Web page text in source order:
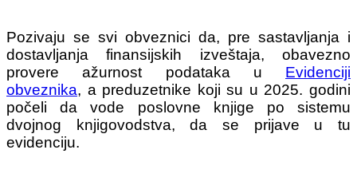
Pozivaju se svi obveznici da, pre sastavljanja i
dostavljanja finansijskih izveštaja, obavezno
provere ažurnost podataka u Evidenciji
obveznika, a preduzetnike koji su u 2025. godini
počeli da vode poslovne knjige po sistemu
dvojnog knjigovodstva, da se prijave u tu
evidenciju.